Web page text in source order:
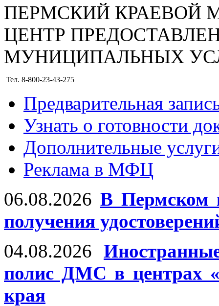
ПЕРМСКИЙ КРАЕВОЙ
ЦЕНТР
МУНИЦИПАЛЬНЫХ
Тел. 8-800-23-43-275 |
Предварительная
Узнать о готовности
Дополнительные
Реклама в МФЦ
06.08.2026 В Пермском
получения
04.08.2026
полис ДМС в центрах
края